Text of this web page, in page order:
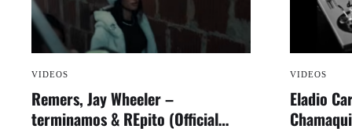
VIDEOS
Remers, Jay Wheeler –
terminamos & REpito (Official
VIDEOS
Eladio